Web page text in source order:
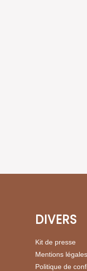
DIVERS
Kit de presse
Mentions légales
Politique de